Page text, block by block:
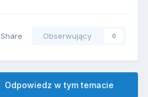
Share Obserwujący 0
Odpowiedz w tym temacie